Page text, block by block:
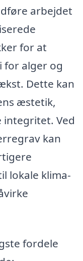
arbejdet
for at
for alger og
Dette kan
æstetik,
integritet. Ved
kan
lokale klima-
fordele